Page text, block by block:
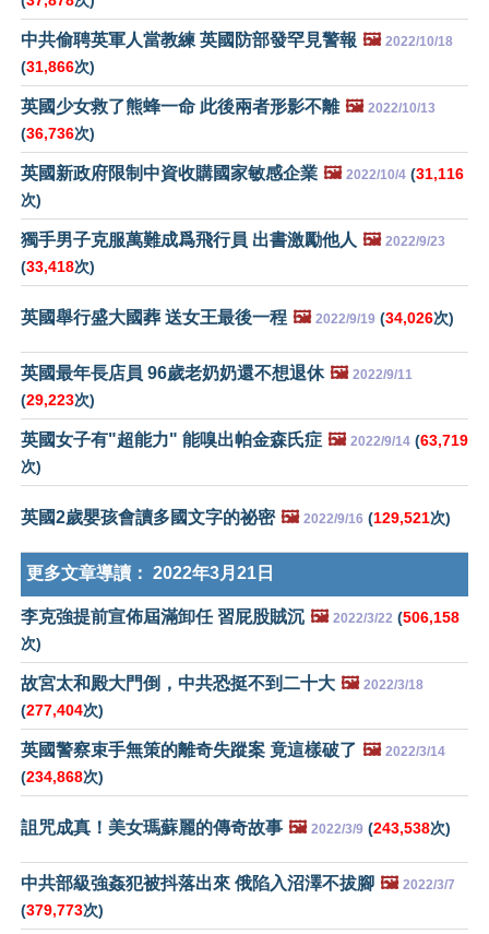
中共偷聘英軍人當教練 英國防部發罕見警報 🖼️ 2022/10/18
(31,866次)
英國少女救了熊蜂一命 此後兩者形影不離 🖼️ 2022/10/13
(36,736次)
英國新政府限制中資收購國家敏感企業 🖼️ 2022/10/4 (31,116
次)
獨手男子克服萬難成爲飛行員 出書激勵他人 🖼️ 2022/9/23
(33,418次)
英國舉行盛大國葬 送女王最後一程 🖼️ 2022/9/19 (34,026次)
英國最年長店員 96歲老奶奶還不想退休 🖼️ 2022/9/11
(29,223次)
英國女子有"超能力" 能嗅出帕金森氏症 🖼️ 2022/9/14 (63,719
次)
英國2歲嬰孩會讀多國文字的祕密 🖼️ 2022/9/16 (129,521次)
更多文章導讀： 2022年3月21日
李克強提前宣佈屆滿卸任 習屁股賊沉 🖼️ 2022/3/22 (506,158
次)
故宮太和殿大門倒，中共恐挺不到二十大 🖼️ 2022/3/18
(277,404次)
英國警察束手無策的離奇失蹤案 竟這樣破了 🖼️ 2022/3/14
(234,868次)
詛咒成真！美女瑪蘇麗的傳奇故事 🖼️ 2022/3/9 (243,538次)
中共部級強姦犯被抖落出來 俄陷入沼澤不拔腳 🖼️ 2022/3/7
(379,773次)